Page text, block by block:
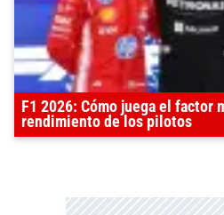
F1 2026: Cómo juega el factor
rendimiento de los pilotos